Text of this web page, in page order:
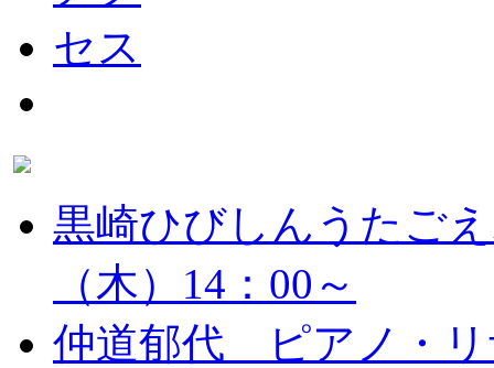
黒崎ひびしんうたご
（木）14：00～
仲道郁代 ピアノ・リ